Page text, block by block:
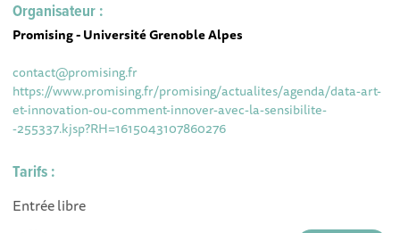
Organisateur :
Promising - Université Grenoble Alpes
contact@promising.fr
https://www.promising.fr/promising/actualites/agenda/data-art-
et-innovation-ou-comment-innover-avec-la-sensibilite-
-255337.kjsp?RH=1615043107860276
Tarifs :
Entrée libre